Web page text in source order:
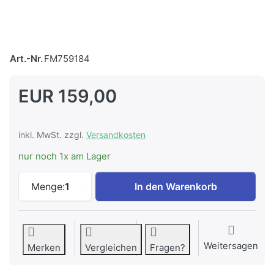
Art.-Nr.FM759184
EUR 159,00
inkl. MwSt. zzgl. Versandkosten
nur noch 1x am Lager
Menge:1
Formano Tischlampe Hochlandrind zu
In den Warenkorb
Merken Vergleichen Fragen? Weitersagen